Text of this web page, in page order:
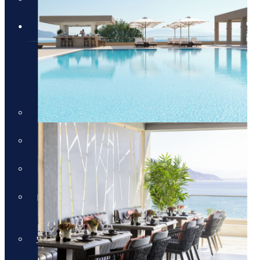
חבילות נופש
חבילות נופש
חופשות הכל כלול
חבילות למשפחות
מלונות למבוגרים בלבד
חבילות נופש בחגי תשרי באיי יוון
וקפריסין
חבילות נופש לאתונה בחגי תשרי